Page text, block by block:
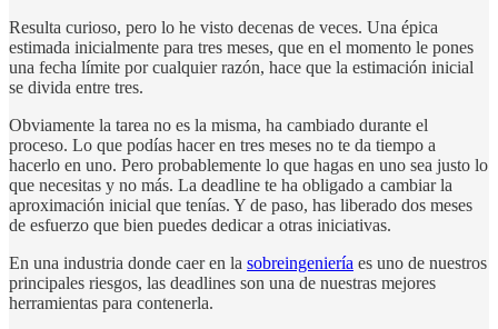
Resulta curioso, pero lo he visto decenas de veces. Una épica
estimada inicialmente para tres meses, que en el momento le pones
una fecha límite por cualquier razón, hace que la estimación inicial
se divida entre tres.
Obviamente la tarea no es la misma, ha cambiado durante el
proceso. Lo que podías hacer en tres meses no te da tiempo a
hacerlo en uno. Pero probablemente lo que hagas en uno sea justo lo
que necesitas y no más. La deadline te ha obligado a cambiar la
aproximación inicial que tenías. Y de paso, has liberado dos meses
de esfuerzo que bien puedes dedicar a otras iniciativas.
En una industria donde caer en la sobreingeniería es uno de nuestros
principales riesgos, las deadlines son una de nuestras mejores
herramientas para contenerla.